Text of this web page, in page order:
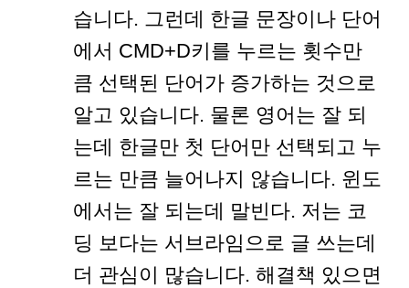
습니다. 그런데 한글 문장이나 단어
에서 CMD+D키를 누르는 횟수만
큼 선택된 단어가 증가하는 것으로
알고 있습니다. 물론 영어는 잘 되
는데 한글만 첫 단어만 선택되고 누
르는 만큼 늘어나지 않습니다. 윈도
에서는 잘 되는데 말빈다. 저는 코
딩 보다는 서브라임으로 글 쓰는데
더 관심이 많습니다. 해결책 있으면